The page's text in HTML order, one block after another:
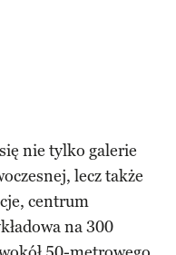
nie tylko galerie
lecz także
centrum
na 300